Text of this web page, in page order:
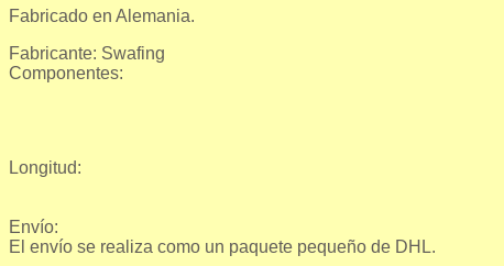
Fabricado en Alemania.
Fabricante: Swafing
Componentes:
Longitud:
Envío:
El envío se realiza como un paquete pequeño de DHL.